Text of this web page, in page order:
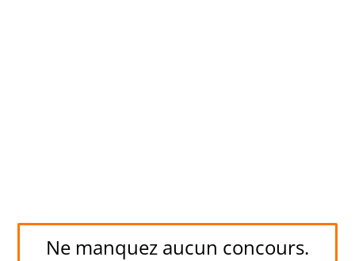
Ne manquez aucun concours.